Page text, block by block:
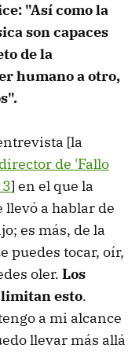
"Así como la
son capaces
de la
humano a otro,
[la
director de 'Fallo
] en el que la
a hablar de
es más, de la
puedes tocar, oír,
oler. Los
esto.
a mi alcance
llevar más allá